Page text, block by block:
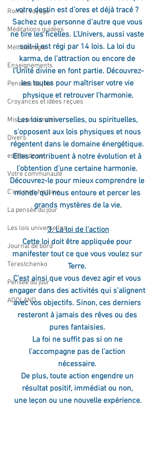
Rome : voyage
Méditations guidées
Méthodologie
Enseignements
Pensées du jour
Croyances et idées reçues
Mises en lumière
Divers
estime de soi
Votre communauté
C'est mon histoire
La pensée du jour
Les lois universelles
Journal de bord
Terestchenko
Pensée du jour
ADOLAND
votre destin est d’ores et déjà tracé ?
Sachez que personne d'autre que vous
ne tire les ficelles. L’Univers, aussi vaste
soit-il est régi par 14 lois. La loi du
karma, de l’attraction ou encore de
l’Unité divine en font partie. Découvrez-
les toutes pour maîtriser votre vie
physique et retrouver l’harmonie.
Les lois universelles, ou spirituelles,
s’opposent aux lois physiques et nous
régentent dans le domaine énergétique.
Elles contribuent à notre évolution et à
l’obtention d’une certaine harmonie.
Découvrez-le pour mieux comprendre le
monde qui nous entoure et percer les
grands mystères de la vie.
3. La loi de l’action
Cette loi doit être appliquée pour
manifester tout ce que vous voulez sur
Terre.
C’est ainsi que vous devez agir et vous
engager dans des activités qui s’alignent
avec vos objectifs. Sinon, ces derniers
resteront à jamais des rêves ou des
pures fantaisies.
La foi ne suffit pas si on ne
l’accompagne pas de l’action
nécessaire.
De plus, toute action engendre un
résultat positif, immédiat ou non,
une leçon ou une nouvelle expérience.